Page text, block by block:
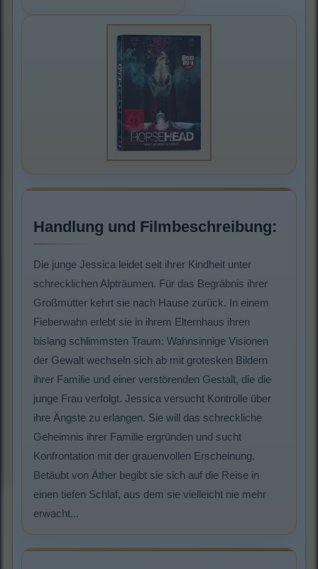
Handlung und Filmbeschreibung:
Die junge Jessica leidet seit ihrer Kindheit unter
schrecklichen Alpträumen. Für das Begräbnis ihrer
Großmutter kehrt sie nach Hause zurück. In einem
Fieberwahn erlebt sie in ihrem Elternhaus ihren
bislang schlimmsten Traum: Wahnsinnige Visionen
der Gewalt wechseln sich ab mit grotesken Bildern
ihrer Familie und einer verstörenden Gestalt, die die
junge Frau verfolgt. Jessica versucht Kontrolle über
ihre Ängste zu erlangen. Sie will das schreckliche
Geheimnis ihrer Familie ergründen und sucht
Konfrontation mit der grauenvollen Erscheinung.
Betäubt von Äther begibt sie sich auf die Reise in
einen tiefen Schlaf, aus dem sie vielleicht nie mehr
erwacht...